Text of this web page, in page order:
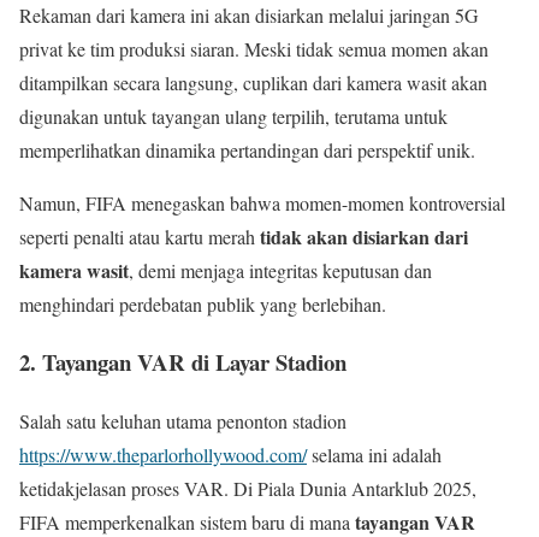
Rekaman dari kamera ini akan disiarkan melalui jaringan 5G
privat ke tim produksi siaran. Meski tidak semua momen akan
ditampilkan secara langsung, cuplikan dari kamera wasit akan
digunakan untuk tayangan ulang terpilih, terutama untuk
memperlihatkan dinamika pertandingan dari perspektif unik.
Namun, FIFA menegaskan bahwa momen-momen kontroversial
seperti penalti atau kartu merah tidak akan disiarkan dari
kamera wasit, demi menjaga integritas keputusan dan
menghindari perdebatan publik yang berlebihan.
2. Tayangan VAR di Layar Stadion
Salah satu keluhan utama penonton stadion
https://www.theparlorhollywood.com/selama ini adalah
ketidakjelasan proses VAR. Di Piala Dunia Antarklub 2025,
FIFA memperkenalkan sistem baru di mana tayangan VAR